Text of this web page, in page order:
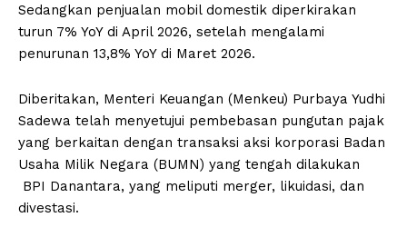
Sedangkan penjualan mobil domestik diperkirakan
turun 7% YoY di April 2026, setelah mengalami
penurunan 13,8% YoY di Maret 2026.
Diberitakan, Menteri Keuangan (Menkeu) Purbaya Yudhi
Sadewa telah menyetujui pembebasan pungutan pajak
yang berkaitan dengan transaksi aksi korporasi Badan
Usaha Milik Negara (BUMN) yang tengah dilakukan
BPI Danantara, yang meliputi merger, likuidasi, dan
divestasi.